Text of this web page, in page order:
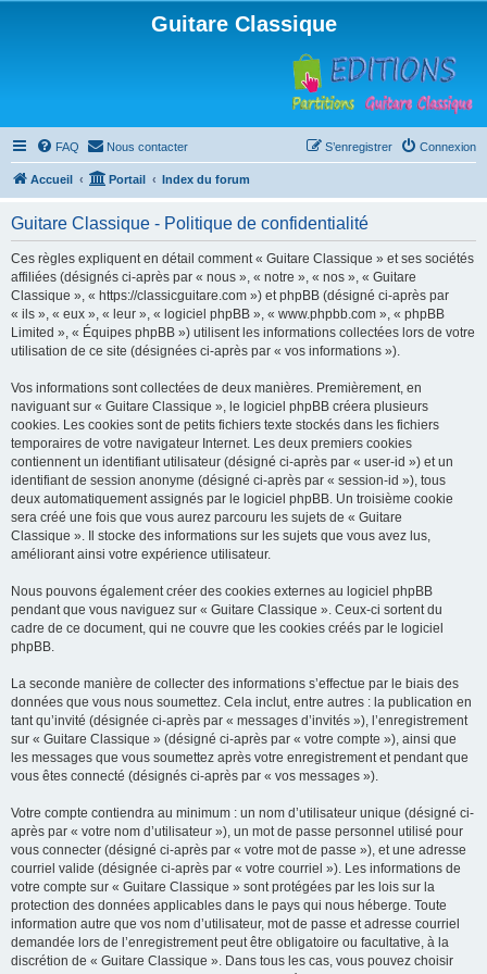
Guitare Classique
FAQ Nous contacter Connexion
S’enregistrer
Accueil Portail Index du forum
Guitare Classique - Politique de confidentialité
Ces règles expliquent en détail comment « Guitare Classique » et ses sociétés
affiliées (désignés ci-après par « nous », « notre », « nos », « Guitare
Classique », « https://classicguitare.com ») et phpBB (désigné ci-après par
« ils », « eux », « leur », « logiciel phpBB », « www.phpbb.com », « phpBB
Limited », « Équipes phpBB ») utilisent les informations collectées lors de votre
utilisation de ce site (désignées ci-après par « vos informations »).
Vos informations sont collectées de deux manières. Premièrement, en
naviguant sur « Guitare Classique », le logiciel phpBB créera plusieurs
cookies. Les cookies sont de petits fichiers texte stockés dans les fichiers
temporaires de votre navigateur Internet. Les deux premiers cookies
contiennent un identifiant utilisateur (désigné ci-après par « user-id ») et un
identifiant de session anonyme (désigné ci-après par « session-id »), tous
deux automatiquement assignés par le logiciel phpBB. Un troisième cookie
sera créé une fois que vous aurez parcouru les sujets de « Guitare
Classique ». Il stocke des informations sur les sujets que vous avez lus,
améliorant ainsi votre expérience utilisateur.
Nous pouvons également créer des cookies externes au logiciel phpBB
pendant que vous naviguez sur « Guitare Classique ». Ceux-ci sortent du
cadre de ce document, qui ne couvre que les cookies créés par le logiciel
phpBB.
La seconde manière de collecter des informations s’effectue par le biais des
données que vous nous soumettez. Cela inclut, entre autres : la publication en
tant qu’invité (désignée ci-après par « messages d’invités »), l’enregistrement
sur « Guitare Classique » (désigné ci-après par « votre compte »), ainsi que
les messages que vous soumettez après votre enregistrement et pendant que
vous êtes connecté (désignés ci-après par « vos messages »).
Votre compte contiendra au minimum : un nom d’utilisateur unique (désigné ci-
après par « votre nom d’utilisateur »), un mot de passe personnel utilisé pour
vous connecter (désigné ci-après par « votre mot de passe »), et une adresse
courriel valide (désignée ci-après par « votre courriel »). Les informations de
votre compte sur « Guitare Classique » sont protégées par les lois sur la
protection des données applicables dans le pays qui nous héberge. Toute
information autre que vos nom d’utilisateur, mot de passe et adresse courriel
demandée lors de l’enregistrement peut être obligatoire ou facultative, à la
discrétion de « Guitare Classique ». Dans tous les cas, vous pouvez choisir